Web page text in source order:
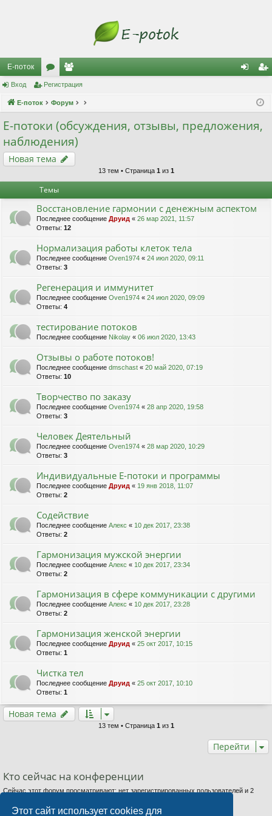
Этот сайт использует cookies для
Е-поток
ор
ум
ол
ьз
ов
ат
ел
ис
Вход Регистрация
Е-поток Форум
Е-потоки (обсуждения, отзывы, предложения,
наблюдения)
Новая тема
13 тем • Страница 1 из 1
Темы
Восстановление гармонии с денежным аспектом
Последнее сообщение Друид « 26 мар 2021, 11:57
Ответы: 12
Нормализация работы клеток тела
Последнее сообщение Oven1974 « 24 июл 2020, 09:11
Ответы: 3
Регенерация и иммунитет
Последнее сообщение Oven1974 « 24 июл 2020, 09:09
Ответы: 4
тестирование потоков
Последнее сообщение Nikolay « 06 июл 2020, 13:43
Отзывы о работе потоков!
Последнее сообщение dmschast « 20 май 2020, 07:19
Ответы: 10
Творчество по заказу
Последнее сообщение Oven1974 « 28 апр 2020, 19:58
Ответы: 3
Человек Деятельный
Последнее сообщение Oven1974 « 28 мар 2020, 10:29
Ответы: 3
Индивидуальные Е-потоки и программы
Последнее сообщение Друид « 19 янв 2018, 11:07
Ответы: 2
Содействие
Последнее сообщение Алекс « 10 дек 2017, 23:38
Ответы: 2
Гармонизация мужской энергии
Последнее сообщение Алекс « 10 дек 2017, 23:34
Ответы: 2
Гармонизация в сфере коммуникации с другими
Последнее сообщение Алекс « 10 дек 2017, 23:28
Ответы: 2
Гармонизация женской энергии
Последнее сообщение Друид « 25 окт 2017, 10:15
Ответы: 1
Чистка тел
Последнее сообщение Друид « 25 окт 2017, 10:10
Ответы: 1
Новая тема
13 тем • Страница 1 из 1
Перейти
Кто сейчас на конференции
Сейчас этот форум просматривают: нет зарегистрированных пользователей и 2